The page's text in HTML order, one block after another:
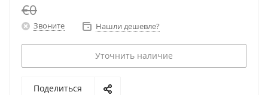
€0
Звоните Нашли дешевле?
Уточнить наличие
Поделиться